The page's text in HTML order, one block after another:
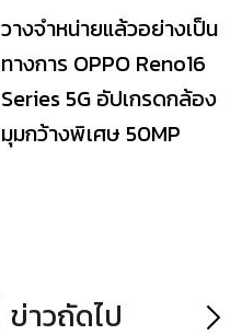
วางจำหน่ายแล้วอย่างเป็น
ทางการ OPPO Reno16
Series 5G อัปเกรดกล้อง
มุมกว้างพิเศษ 50MP
ข่าวถัดไป